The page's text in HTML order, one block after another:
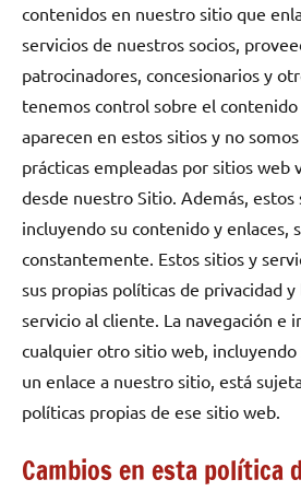
contenidos en nuestro sitio que
servicios de nuestros socios,
patrocinadores, concesionarios y
tenemos control sobre el contenido
aparecen en estos sitios y no
prácticas empleadas por sitios web
desde nuestro Sitio. Además, estos
incluyendo su contenido y enlaces,
constantemente. Estos sitios y
sus propias políticas de privacidad y
servicio al cliente. La navegación e
cualquier otro sitio web,
un enlace a nuestro sitio, está
políticas propias de ese sitio web.
Cambios en esta política